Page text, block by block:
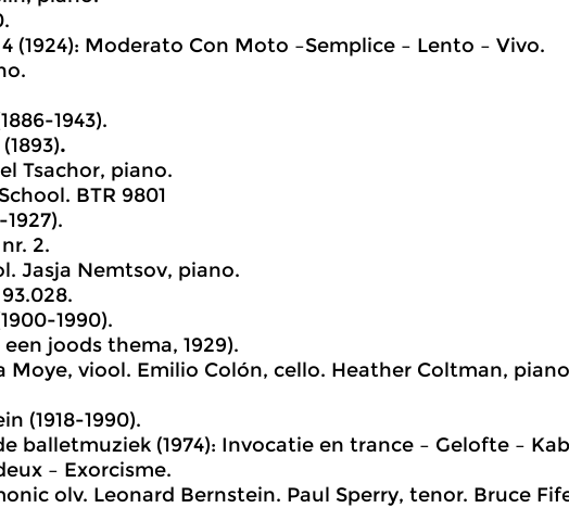
(1924): Moderato Con Moto –Semplice – Lento – Vivo.
1943).
.
Tsachor, piano.
BTR 9801
2.
Jasja Nemtsov, piano.
1990).
joods thema, 1929).
Moye, viool. Emilio Colón, cello. Heather Coltman,
(1918-1990).
balletmuziek (1974): Invocatie en trance – Gelofte –
– Exorcisme.
olv. Leonard Bernstein. Paul Sperry, tenor. Bruce